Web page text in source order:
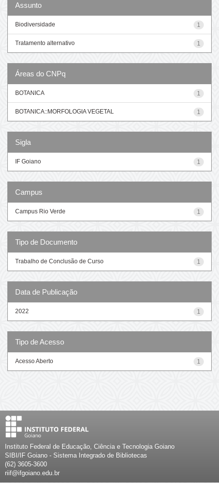
Assunto
1
Biodiversidade
1
Tratamento alternativo
Áreas do CNPq
1
BOTANICA
1
BOTANICA::MORFOLOGIA VEGETAL
Sigla
1
IF Goiano
Campus
1
Campus Rio Verde
Tipo de Documento
1
Trabalho de Conclusão de Curso
Data de Publicação
1
2022
Tipo de Acesso
1
Acesso Aberto
Instituto Federal de Educação, Ciência e Tecnologia Goiano
SIBI/IF Goiano - Sistema Integrado de Bibliotecas
(62) 3605-3600
riif@ifgoiano.edu.br